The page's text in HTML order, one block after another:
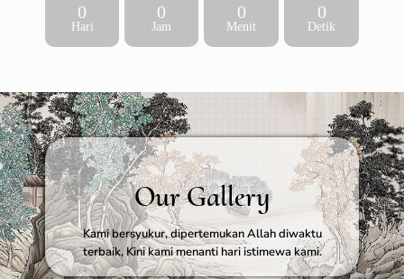
0
Hari
0
Jam
0
Menit
0
Detik
Our Gallery
Kami bersyukur, dipertemukan Allah diwaktu
terbaik, Kini kami menanti hari istimewa kami.